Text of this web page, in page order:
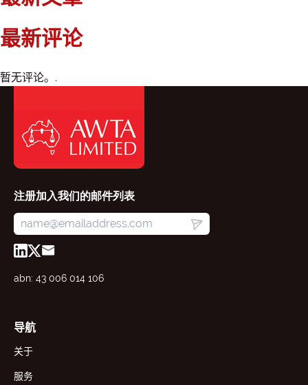
最新评论
暂无评论。.
注册加入我们的邮件列表
abn: 43 006 014 106
导航
关于
服务